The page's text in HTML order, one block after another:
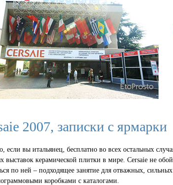
2007, записки с ярмарки
если вы итальянец, бесплатно во всех остальных
выставок керамической плитки в мире. Cersaie не
по ней – подходящее занятие для отважных,
коробками с каталогами.